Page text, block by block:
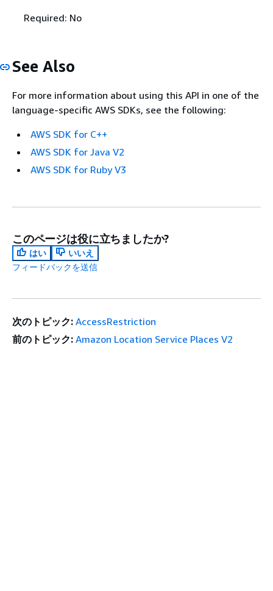
Required: No
See Also
For more information about using this API in one of the
language-specific AWS SDKs, see the following:
AWS SDK for C++
AWS SDK for Java V2
AWS SDK for Ruby V3
このページは役に立ちましたか?
はい
いいえ
フィードバックを送信
次のトピック: AccessRestriction
前のトピック: Amazon Location Service Places V2